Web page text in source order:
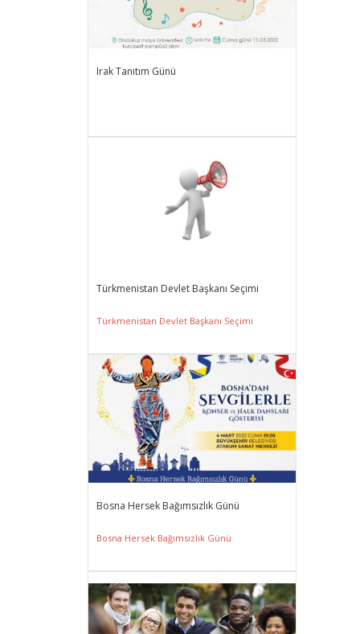
Irak Tanıtım Günü
Türkmenistan Devlet Başkanı Seçimi
Türkmenistan Devlet Başkanı Seçimi
Bosna Hersek Bağımsızlık Günü
Bosna Hersek Bağımsızlık Günü